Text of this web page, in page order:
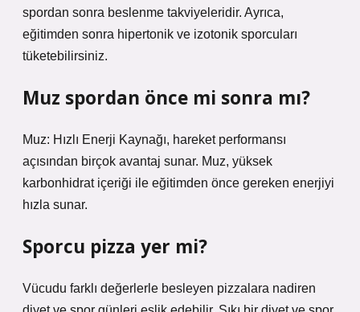
spordan sonra beslenme takviyeleridir. Ayrıca,
eğitimden sonra hipertonik ve izotonik sporcuları
tüketebilirsiniz.
Muz spordan önce mi sonra mı?
Muz: Hızlı Enerji Kaynağı, hareket performansı
açısından birçok avantaj sunar. Muz, yüksek
karbonhidrat içeriği ile eğitimden önce gereken enerjiyi
hızla sunar.
Sporcu pizza yer mi?
Vücudu farklı değerlerle besleyen pizzalara nadiren